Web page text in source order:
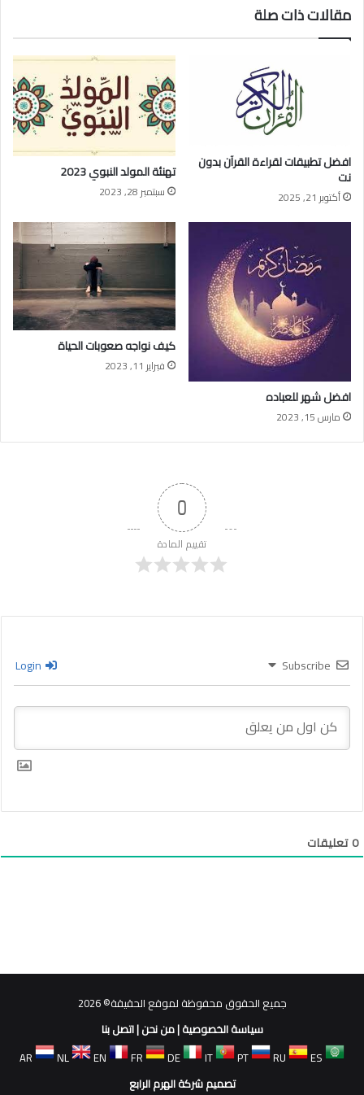
مقالات ذات صلة
افضل تطبيقات لقراءة القرآن بدون
نت
أكتوبر 21, 2025
تهنئة المولد النبوي 2023
سبتمبر 28, 2023
افضل شهر للعباده
مارس 15, 2023
كيف نواجه صعوبات الحياة
فبراير 11, 2023
0
تقييم المادة
Subscribe
0تعليقات
جميع الحقوق محفوظة لموقع الحقيقة© 2026
سياسة الخصوصية|من نحن|اتصل بنا
AR
NL EN FR DE IT PT RU
ES
تصميم شركة الهرم الرابع